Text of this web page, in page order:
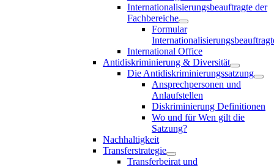
Internationalisierungsbeauftragte der
Fachbereiche
Formular
International Office
Antidiskriminierung & Diversität
Die Antidiskriminierungssatzung
Ansprechpersonen und
Anlaufstellen
Diskriminierung Definitionen
Wo und für Wen gilt die
Satzung?
Nachhaltigkeit
Transferstrategie
Transferbeirat und